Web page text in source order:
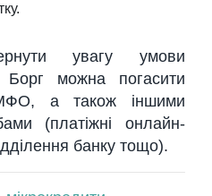
увагу умови
Борг можна погасити
а також іншими
(платіжні онлайн-
банку тощо).